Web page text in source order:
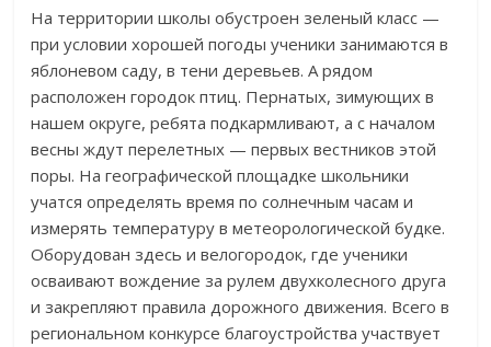
На территории школы обустроен зеленый класс —
при условии хорошей погоды ученики занимаются в
яблоневом саду, в тени деревьев. А рядом
расположен городок птиц. Пернатых, зимующих в
нашем округе, ребята подкармливают, а с началом
весны ждут перелетных — первых вестников этой
поры. На географической площадке школьники
учатся определять время по солнечным часам и
измерять температуру в метеорологической будке.
Оборудован здесь и велогородок, где ученики
осваивают вождение за рулем двухколесного друга
и закрепляют правила дорожного движения. Всего в
региональном конкурсе благоустройства участвует